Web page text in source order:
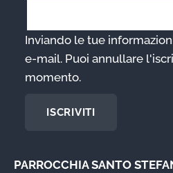
Inviando le tue
e-mail. Puoi annullare
momento.
ISCRIVITI
PARROCCHIA SANTO